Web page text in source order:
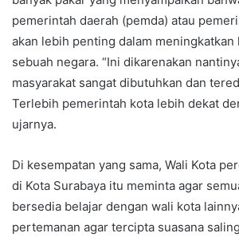
pemerintah daerah (pemda) atau
akan lebih penting dalam meningkatkan
sebuah negara. “Ini dikarenakan
masyarakat sangat dibutuhkan dan
Terlebih pemerintah kota lebih dekat
ujarnya.
Di kesempatan yang sama, Wali Kota
di Kota Surabaya itu meminta agar
bersedia belajar dengan wali kota
pertemanan agar tercipta suasana